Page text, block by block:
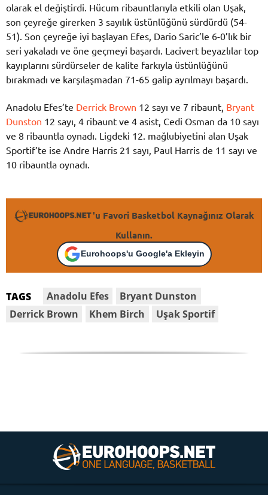
olarak el değiştirdi. Hücum ribauntlarıyla etkili olan Uşak,
son çeyreğe girerken 3 sayılık üstünlüğünü sürdürdü (54-
51). Son çeyreğe iyi başlayan Efes, Dario Saric’le 6-0’lık bir
seri yakaladı ve öne geçmeyi başardı. Lacivert beyazlılar top
kayıplarını sürdürseler de kalite farkıyla üstünlüğünü
bırakmadı ve karşılaşmadan 71-65 galip ayrılmayı başardı.
Anadolu Efes’te Derrick Brown 12 sayı ve 7 ribaunt, Bryant
Dunston 12 sayı, 4 ribaunt ve 4 asist, Cedi Osman da 10 sayı
ve 8 ribauntla oynadı. Ligdeki 12. mağlubiyetini alan Uşak
Sportif’te ise Andre Harris 21 sayı, Paul Harris de 11 sayı ve
10 ribauntla oynadı.
'u Favori Basketbol Kaynağınız Olarak
Kullanın.
Eurohoops'u Google'a Ekleyin
TAGS Anadolu Efes
Bryant Dunston
Derrick Brown
Khem Birch Uşak Sportif